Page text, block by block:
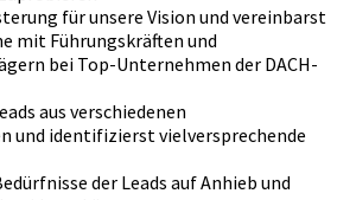
für unsere Vision und vereinbarst
mit Führungskräften und
bei Top-Unternehmen der DACH-
aus verschiedenen
und identifizierst vielversprechende
der Leads auf Anhieb und